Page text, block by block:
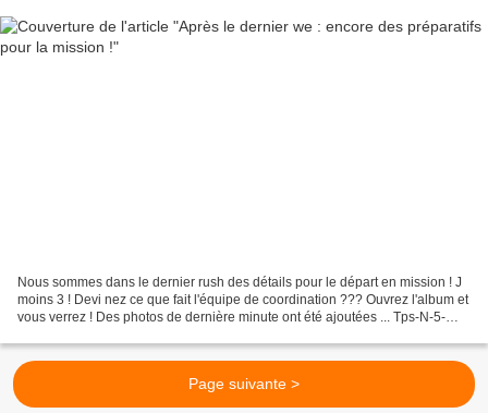
Nous sommes dans le dernier rush des détails pour le départ en mission ! J
moins 3 ! Devi nez ce que fait l'équipe de coordination ??? Ouvrez l'album et
vous verrez ! Des photos de dernière minute ont été ajoutées ... Tps-N-5-
Page suivante >